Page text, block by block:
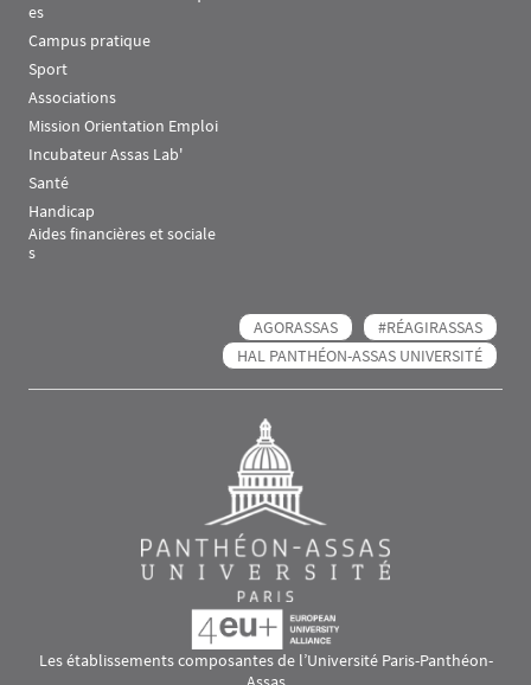
es
Campus pratique
Sport
Associations
Mission Orientation Emploi
Incubateur Assas Lab'
Santé
Handicap
Aides financières et sociale
s
AGORASSAS
#RÉAGIRASSAS
HAL PANTHÉON-ASSAS UNIVERSITÉ
Les établissements composantes de l’Université Paris-Panthéon-